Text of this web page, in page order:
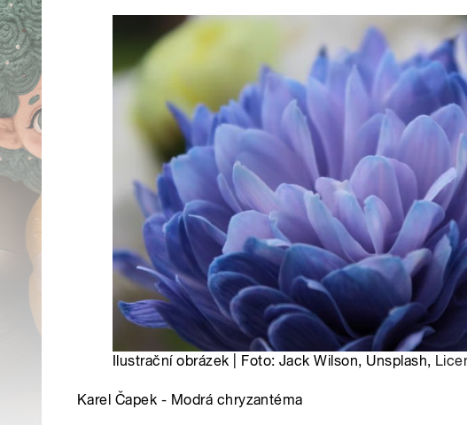
Ilustrační obrázek | Foto: Jack Wilson, Unsplash,
Karel Čapek - Modrá chryzantéma